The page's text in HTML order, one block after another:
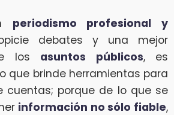
periodismo profesional y
debates y una mejor
los asuntos públicos, es
que brinde herramientas para
cuentas; porque de lo que se
información no sólo fiable,